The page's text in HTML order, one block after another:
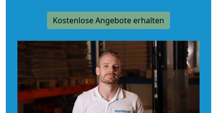
Kostenlose Angebote erhalten